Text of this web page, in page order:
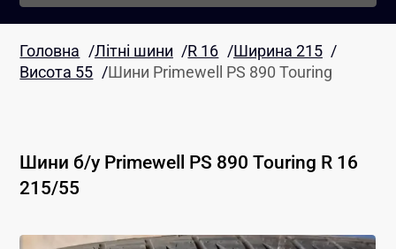
Головна /Літні шини /R 16 /Ширина 215 /
Висота 55 /Шини Primewell PS 890 Touring
Шини б/у Primewell PS 890 Touring R 16
215/55